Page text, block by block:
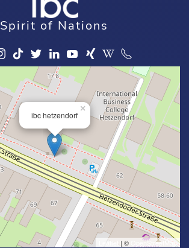
Spirit of Nations
ibc hetzendorf
×
Leaflet | © OpenStreetMap